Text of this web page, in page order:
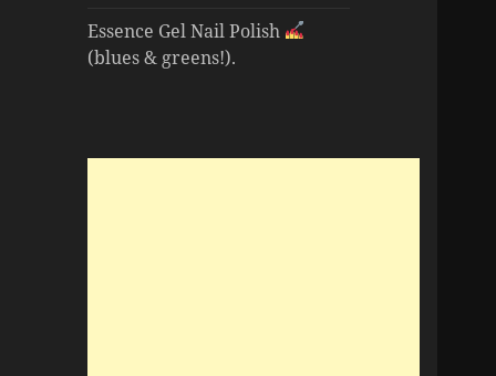
Essence Gel Nail Polish
(blues & greens!).